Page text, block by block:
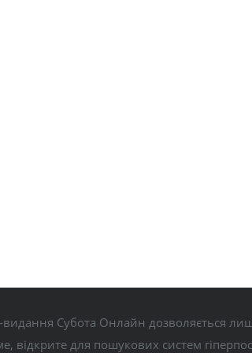
видання Субота Онлайн дозволяється
відкрите для пошукових систем